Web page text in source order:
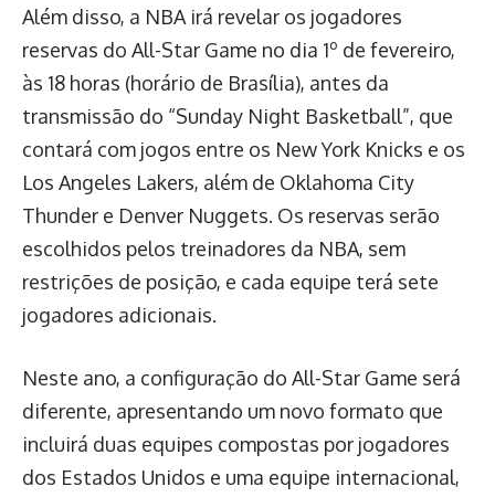
Além disso, a NBA irá revelar os jogadores
reservas do All-Star Game no dia 1º de fevereiro,
às 18 horas (horário de Brasília), antes da
transmissão do “Sunday Night Basketball”, que
contará com jogos entre os New York Knicks e os
Los Angeles Lakers, além de Oklahoma City
Thunder e Denver Nuggets. Os reservas serão
escolhidos pelos treinadores da NBA, sem
restrições de posição, e cada equipe terá sete
jogadores adicionais.
Neste ano, a configuração do All-Star Game será
diferente, apresentando um novo formato que
incluirá duas equipes compostas por jogadores
dos Estados Unidos e uma equipe internacional,